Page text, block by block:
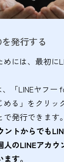
発行する
めには、最初に
「LINEヤフー
める」をクリ
発行できます。
ントからでも
のLINEアカウ
す。